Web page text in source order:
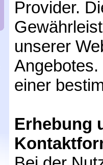
Provider.
unserer
einer
Erhebung